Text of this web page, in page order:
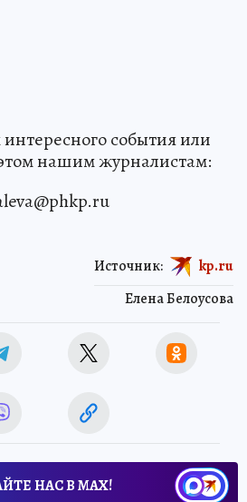
события или
нашим журналистам:
Елена Белоусова
Источник: kp.ru
НАС В МАХ!